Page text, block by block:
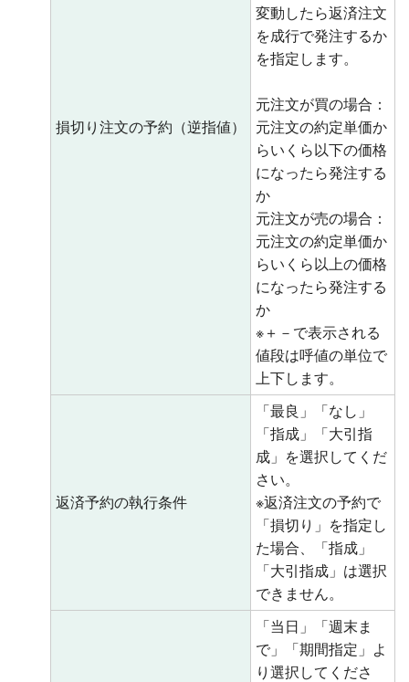
損切り注文の予約（逆指値）
変動したら返済注文
を成行で発注するか
を指定します。
元注文が買の場合：
元注文の約定単価か
らいくら以下の価格
になったら発注する
か
元注文が売の場合：
元注文の約定単価か
らいくら以上の価格
になったら発注する
か
※＋－で表示される
値段は呼値の単位で
上下します。
返済予約の執行条件
「最良」「なし」
「指成」「大引指
成」を選択してくだ
さい。
※返済注文の予約で
「損切り」を指定し
た場合、「指成」
「大引指成」は選択
できません。
「当日」「週末ま
で」「期間指定」よ
り選択してくださ